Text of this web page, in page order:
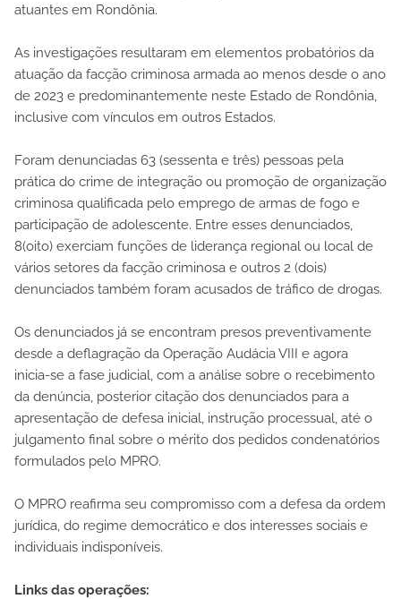
atuantes em Rondônia.
As investigações resultaram em elementos probatórios da
atuação da facção criminosa armada ao menos desde o ano
de 2023 e predominantemente neste Estado de Rondônia,
inclusive com vínculos em outros Estados.
Foram denunciadas 63 (sessenta e três) pessoas pela
prática do crime de integração ou promoção de organização
criminosa qualificada pelo emprego de armas de fogo e
participação de adolescente. Entre esses denunciados,
8(oito) exerciam funções de liderança regional ou local de
vários setores da facção criminosa e outros 2 (dois)
denunciados também foram acusados de tráfico de drogas.
Os denunciados já se encontram presos preventivamente
desde a deflagração da Operação Audácia VIII e agora
inicia-se a fase judicial, com a análise sobre o recebimento
da denúncia, posterior citação dos denunciados para a
apresentação de defesa inicial, instrução processual, até o
julgamento final sobre o mérito dos pedidos condenatórios
formulados pelo MPRO.
O MPRO reafirma seu compromisso com a defesa da ordem
jurídica, do regime democrático e dos interesses sociais e
individuais indisponíveis.
Links das operações: